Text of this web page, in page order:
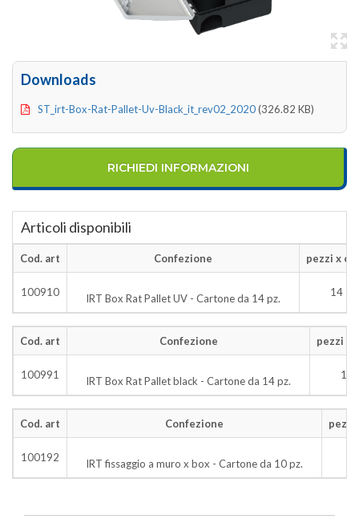
Downloads
ST_irt-Box-Rat-Pallet-Uv-Black_it_rev02_2020(326.82 KB)
RICHIEDI INFORMAZIONI
Articoli disponibili
Cod. art Confezione pezzi x
100910 IRT Box Rat Pallet UV - Cartone da 14 pz. 14
Cod. art Confezione pezzi x
100991 IRT Box Rat Pallet black - Cartone da 14 pz. 14
Cod. art Confezione pezzi
100192 IRT fissaggio a muro x box - Cartone da 10 pz.